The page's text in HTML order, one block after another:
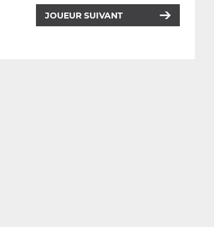
JOUEUR SUIVANT